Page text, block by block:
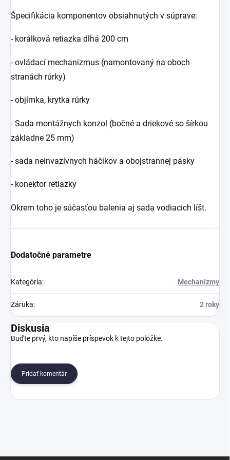
Špecifikácia komponentov obsiahnutých v súprave:
- korálková retiazka dlhá 200 cm
- ovládací mechanizmus (namontovaný na oboch
stranách rúrky)
- objímka, krytka rúrky
- Sada montážnych konzol (bočné a driekové so šírkou
základne 25 mm)
- sada neinvazívnych háčikov a obojstrannej pásky
- konektor retiazky
Okrem toho je súčasťou balenia aj sada vodiacich líšt.
Dodatočné parametre
Kategória: Mechanizmy
Záruka: 2 roky
Diskusia
Buďte prvý, kto napíše príspevok k tejto položke.
Pridať komentár